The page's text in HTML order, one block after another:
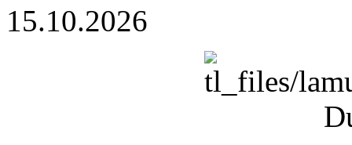
15.10.2026